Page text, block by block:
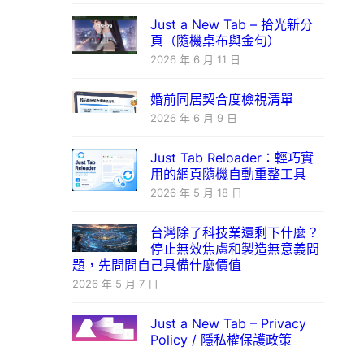
Just a New Tab – 拾光新分
頁（隨機桌布與金句）
2026 年 6 月 11 日
婚前同居契合度檢視清單
2026 年 6 月 9 日
Just Tab Reloader：輕巧實
用的網頁隨機自動重整工具
2026 年 5 月 18 日
台灣除了科技業還剩下什麼？
停止無效焦慮和製造無意義問
題，先問問自己具備什麼價值
2026 年 5 月 7 日
Just a New Tab – Privacy
Policy / 隱私權保護政策